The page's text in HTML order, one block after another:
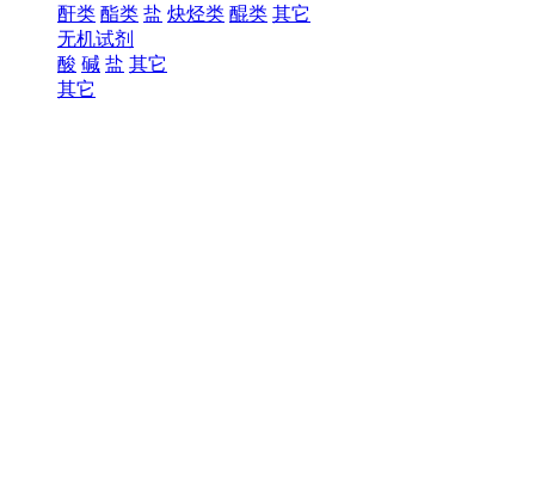
酐类 酯类 盐 炔烃类 醌类 其它
无机试剂
酸 碱 盐 其它
其它